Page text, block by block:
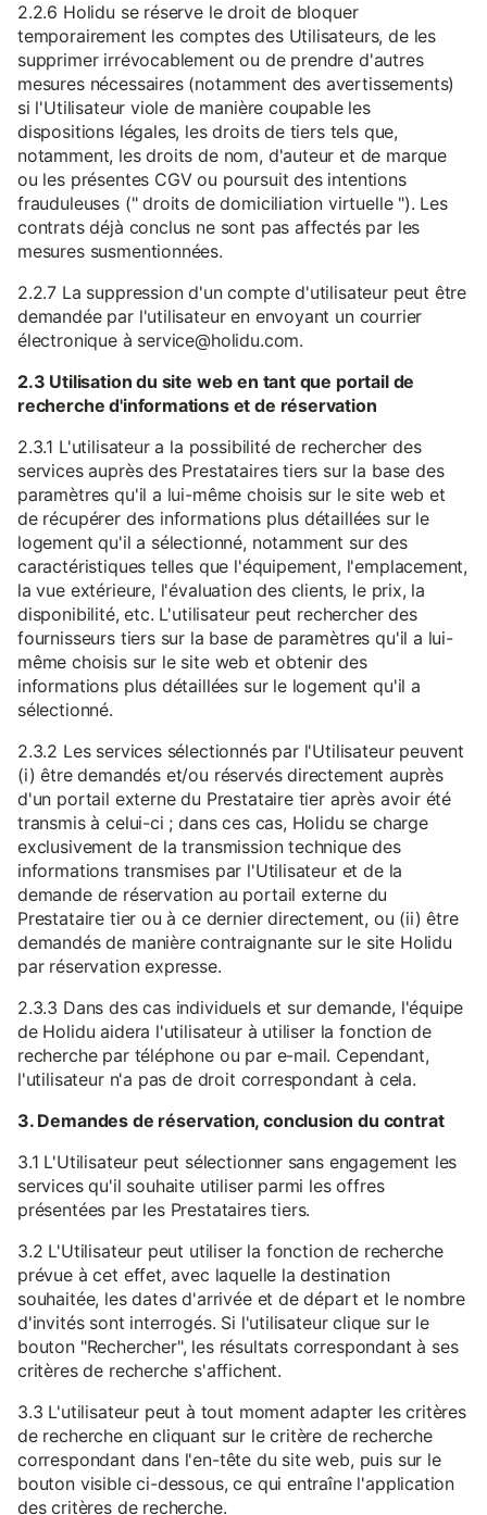
2.2.6 Holidu se réserve le droit de bloquer
temporairement les comptes des Utilisateurs, de les
supprimer irrévocablement ou de prendre d'autres
mesures nécessaires (notamment des avertissements)
si l'Utilisateur viole de manière coupable les
dispositions légales, les droits de tiers tels que,
notamment, les droits de nom, d'auteur et de marque
ou les présentes CGV ou poursuit des intentions
frauduleuses (" droits de domiciliation virtuelle "). Les
contrats déjà conclus ne sont pas affectés par les
mesures susmentionnées.
2.2.7 La suppression d'un compte d'utilisateur peut être
demandée par l'utilisateur en envoyant un courrier
électronique à service@holidu.com.
2.3 Utilisation du site web en tant que portail de
recherche d'informations et de réservation
2.3.1 L'utilisateur a la possibilité de rechercher des
services auprès des Prestataires tiers sur la base des
paramètres qu'il a lui-même choisis sur le site web et
de récupérer des informations plus détaillées sur le
logement qu'il a sélectionné, notamment sur des
caractéristiques telles que l'équipement, l'emplacement,
la vue extérieure, l'évaluation des clients, le prix, la
disponibilité, etc. L'utilisateur peut rechercher des
fournisseurs tiers sur la base de paramètres qu'il a lui-
même choisis sur le site web et obtenir des
informations plus détaillées sur le logement qu'il a
sélectionné.
2.3.2 Les services sélectionnés par l'Utilisateur peuvent
(i) être demandés et/ou réservés directement auprès
d'un portail externe du Prestataire tier après avoir été
transmis à celui-ci ; dans ces cas, Holidu se charge
exclusivement de la transmission technique des
informations transmises par l'Utilisateur et de la
demande de réservation au portail externe du
Prestataire tier ou à ce dernier directement, ou (ii) être
demandés de manière contraignante sur le site Holidu
par réservation expresse.
2.3.3 Dans des cas individuels et sur demande, l'équipe
de Holidu aidera l'utilisateur à utiliser la fonction de
recherche par téléphone ou par e-mail. Cependant,
l'utilisateur n'a pas de droit correspondant à cela.
3. Demandes de réservation, conclusion du contrat
3.1 L'Utilisateur peut sélectionner sans engagement les
services qu'il souhaite utiliser parmi les offres
présentées par les Prestataires tiers.
3.2 L'Utilisateur peut utiliser la fonction de recherche
prévue à cet effet, avec laquelle la destination
souhaitée, les dates d'arrivée et de départ et le nombre
d'invités sont interrogés. Si l'utilisateur clique sur le
bouton "Rechercher", les résultats correspondant à ses
critères de recherche s'affichent.
3.3 L'utilisateur peut à tout moment adapter les critères
de recherche en cliquant sur le critère de recherche
correspondant dans l'en-tête du site web, puis sur le
bouton visible ci-dessous, ce qui entraîne l'application
des critères de recherche.